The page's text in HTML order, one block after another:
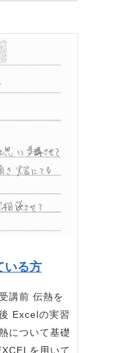
いる方
講前 伝熱を
Excelの実習
について基礎
を用いて